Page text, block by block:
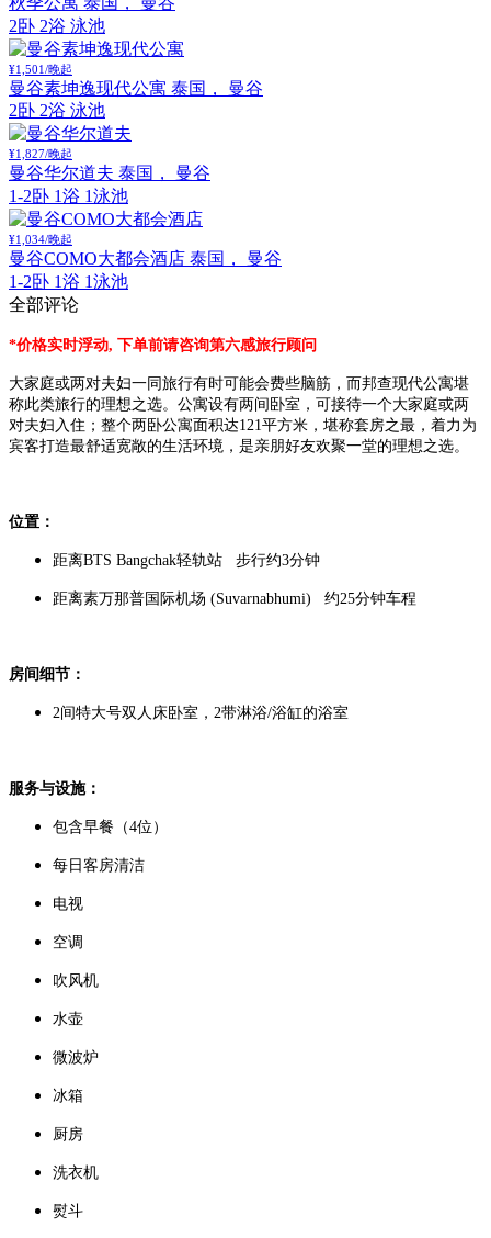
2卧 2浴 泳池
¥1,501/晚起
曼谷素坤逸现代公寓 泰国， 曼谷
2卧 2浴 泳池
¥1,827/晚起
曼谷华尔道夫 泰国， 曼谷
1-2卧 1浴 1泳池
¥1,034/晚起
曼谷COMO大都会酒店 泰国， 曼谷
1-2卧 1浴 1泳池
全部评论
*价格实时浮动, 下单前请咨询第六感旅行顾问
大家庭或两对夫妇一同旅行有时可能会费些脑筋，而邦查现代公寓堪
称此类旅行的理想之选。公寓设有两间卧室，可接待一个大家庭或两
对夫妇入住；整个两卧公寓面积达121平方米，堪称套房之最，着力为
宾客打造最舒适宽敞的生活环境，是亲朋好友欢聚一堂的理想之选。
位置：
距离BTS Bangchak轻轨站 步行约3分钟
距离素万那普国际机场 (Suvarnabhumi) 约25分钟车程
房间细节：
2间特大号双人床卧室，2带淋浴/浴缸的浴室
服务与设施：
包含早餐（4位）
每日客房清洁
电视
空调
吹风机
水壶
微波炉
冰箱
厨房
洗衣机
熨斗